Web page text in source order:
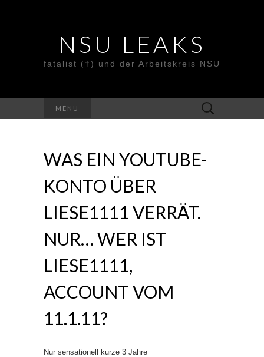
NSU LEAKS
fatalist (†) und der Arbeitskreis NSU
MENU
Suche
nach:
WAS EIN YOUTUBE-
KONTO ÜBER
LIESE1111 VERRÄT.
NUR… WER IST
LIESE1111,
ACCOUNT VOM
11.1.11?
Nur sensationell kurze 3 Jahre